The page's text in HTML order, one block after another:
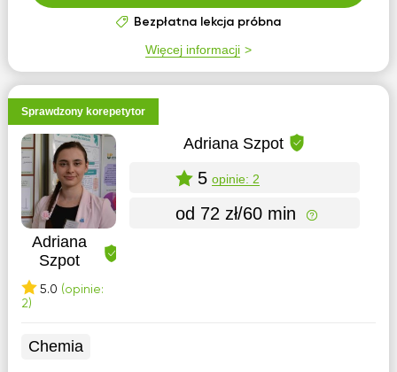
Bezpłatna lekcja próbna
Więcej informacji
Sprawdzony korepetytor
Adriana
Szpot
5.0 (opinie:
2)
Adriana Szpot
5 opinie: 2
od 72 zł/60 min
Chemia